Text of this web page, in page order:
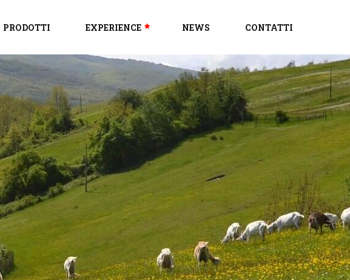
PRODOTTI EXPERIENCE NEWS CONTATTI